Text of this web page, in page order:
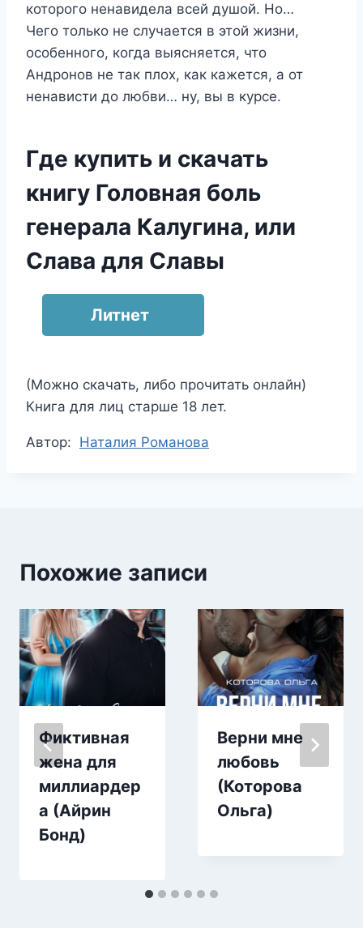
которого ненавидела всей душой. Но…
Чего только не случается в этой жизни,
особенного, когда выясняется, что
Андронов не так плох, как кажется, а от
ненависти до любви… ну, вы в курсе.
Где купить и скачать
книгу Головная боль
генерала Калугина, или
Слава для Славы
Литнет
(Можно скачать, либо прочитать онлайн)
Книга для лиц старше 18 лет.
Метки
Автор: Наталия Романова
Похожие записи
Фиктивная
жена для
миллиардер
а (Айрин
Бонд)
Верни мне
любовь
(Которова
Ольга)